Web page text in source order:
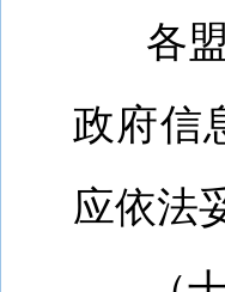
各
政府信
应依法